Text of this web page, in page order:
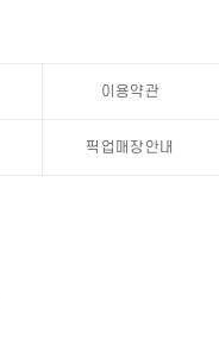
이용약관
픽업매장안내